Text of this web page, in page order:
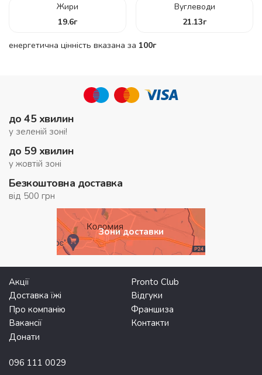
Жири
19.6г
Вуглеводи
21.13г
енергетична цінність вказана за 100г
до 45 хвилин
у зеленій зоні!
до 59 хвилин
у жовтій зоні
Безкоштовна доставка
від 500 грн
Зони доставки
Акції
Pronto Club
Доставка їжі
Відгуки
Про компанію
Франшиза
Вакансії
Контакти
Донати
096 111 0029